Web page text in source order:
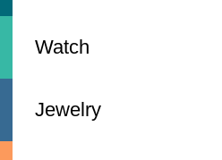
Watch
Jewelry